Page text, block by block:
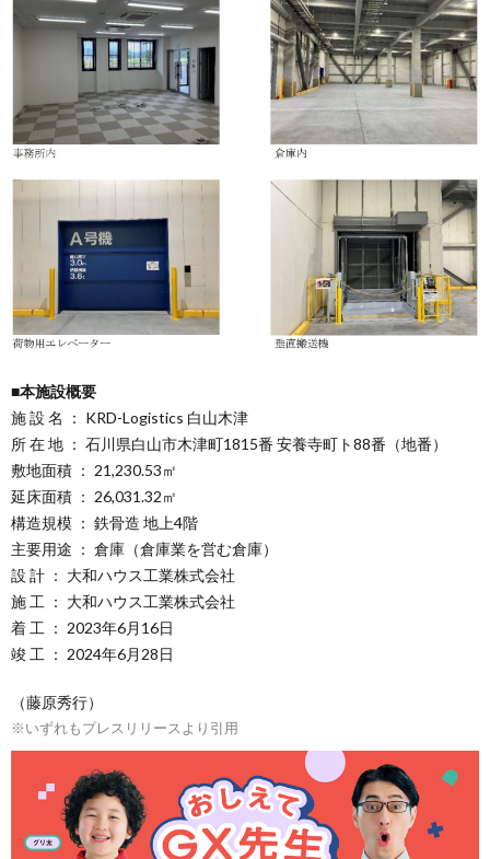
■本施設概要
施 設 名 ： KRD-Logistics 白山木津
所 在 地 ： 石川県白山市木津町1815番 安養寺町ト88番（地番）
敷地面積 ： 21,230.53㎡
延床面積 ： 26,031.32㎡
構造規模 ： 鉄骨造 地上4階
主要用途 ： 倉庫（倉庫業を営む倉庫）
設 計 ： 大和ハウス工業株式会社
施 工 ： 大和ハウス工業株式会社
着 工 ： 2023年6月16日
竣 工 ： 2024年6月28日
（藤原秀行）
※いずれもプレスリリースより引用